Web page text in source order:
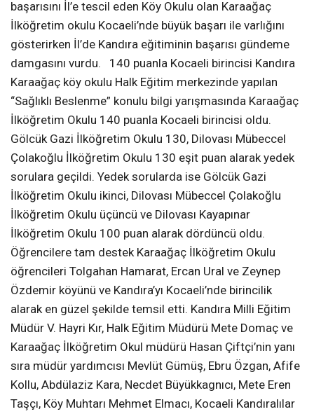
başarısını İl’e tescil eden Köy Okulu olan Karaağaç
İlköğretim okulu Kocaeli’nde büyük başarı ile varlığını
gösterirken İl’de Kandıra eğitiminin başarısı gündeme
damgasını vurdu. 140 puanla Kocaeli birincisi Kandıra
Karaağaç köy okulu Halk Eğitim merkezinde yapılan
“Sağlıklı Beslenme” konulu bilgi yarışmasında Karaağaç
İlköğretim Okulu 140 puanla Kocaeli birincisi oldu.
Gölcük Gazi İlköğretim Okulu 130, Dilovası Mübeccel
Çolakoğlu İlköğretim Okulu 130 eşit puan alarak yedek
sorulara geçildi. Yedek sorularda ise Gölcük Gazi
İlköğretim Okulu ikinci, Dilovası Mübeccel Çolakoğlu
İlköğretim Okulu üçüncü ve Dilovası Kayapınar
İlköğretim Okulu 100 puan alarak dördüncü oldu.
Öğrencilere tam destek Karaağaç İlköğretim Okulu
öğrencileri Tolgahan Hamarat, Ercan Ural ve Zeynep
Özdemir köyünü ve Kandıra’yı Kocaeli’nde birincilik
alarak en güzel şekilde temsil etti. Kandıra Milli Eğitim
Müdür V. Hayri Kır, Halk Eğitim Müdürü Mete Domaç ve
Karaağaç İlköğretim Okul müdürü Hasan Çiftçi’nin yanı
sıra müdür yardımcısı Mevlüt Gümüş, Ebru Özgan, Afife
Kollu, Abdülaziz Kara, Necdet Büyükkagnıcı, Mete Eren
Taşçı, Köy Muhtarı Mehmet Elmacı, Kocaeli Kandıralılar